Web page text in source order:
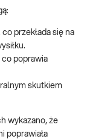
przekłada się na
poprawia
skutkiem
wykazano, że
poprawiała